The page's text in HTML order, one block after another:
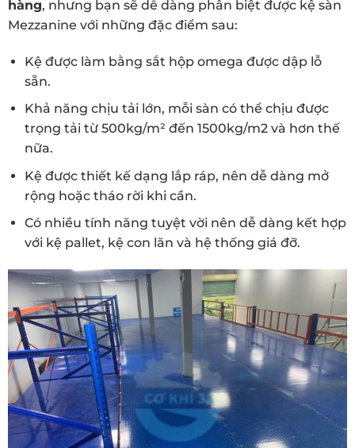
hàng, nhưng bạn sẽ dễ dàng phân biệt được kệ sàn
Mezzanine với những đặc điểm sau:
Kệ được làm bằng sắt hộp omega được dập lỗ
sẵn.
Khả năng chịu tải lớn, mỗi sàn có thể chịu được
trọng tải từ 500kg/m² đến 1500kg/m2 và hơn thế
nữa.
Kệ được thiết kế dạng lắp ráp, nên dễ dàng mở
rộng hoặc tháo rời khi cần.
Có nhiều tính năng tuyệt vời nên dễ dàng kết hợp
với kệ pallet, kệ con lăn và hệ thống giá đỡ.